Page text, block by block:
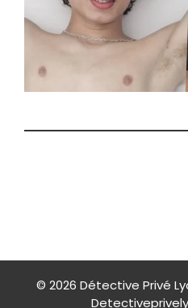
© 2026 Détective Privé